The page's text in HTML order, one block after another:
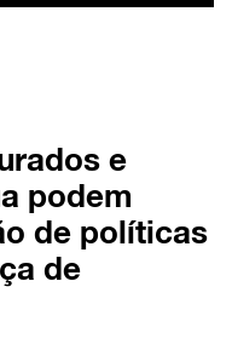
e
podem
de políticas
de